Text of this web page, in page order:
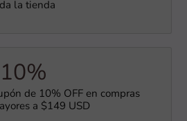
la tienda
de 10% OFF en compras
a $149 USD